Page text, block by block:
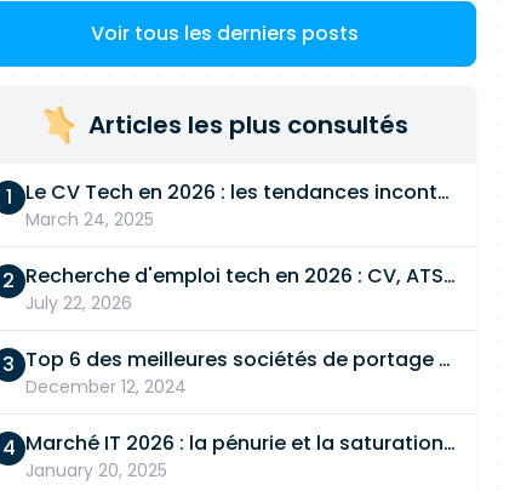
Voir tous les derniers posts
Articles les plus consultés
Le CV Tech en 2026 : les tendances incontournables
March 24, 2025
Recherche d'emploi tech en 2026 : CV, ATS, entretien… On vous dit tout
July 22, 2026
Top 6 des meilleures sociétés de portage salarial
December 12, 2024
Marché IT 2026 : la pénurie et la saturation, en même temps
January 20, 2025